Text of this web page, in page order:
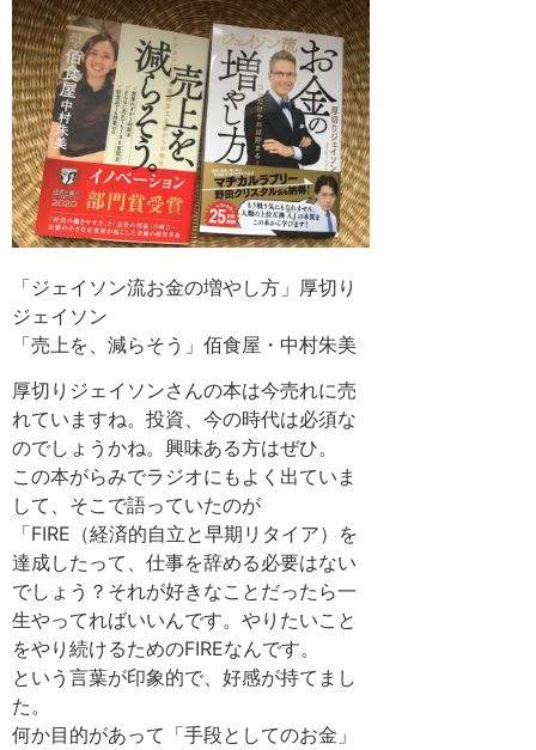
「ジェイソン流お金の増やし方」厚切り
ジェイソン
「売上を、減らそう」佰食屋・中村朱美
厚切りジェイソンさんの本は今売れに売
れていますね。投資、今の時代は必須な
のでしょうかね。興味ある方はぜひ。
この本がらみでラジオにもよく出ていま
して、そこで語っていたのが
「FIRE（経済的自立と早期リタイア）を
達成したって、仕事を辞める必要はない
でしょう？それが好きなことだったら一
生やってればいいんです。やりたいこと
をやり続けるためのFIREなんです。
という言葉が印象的で、好感が持てまし
た。
何か目的があって「手段としてのお金」